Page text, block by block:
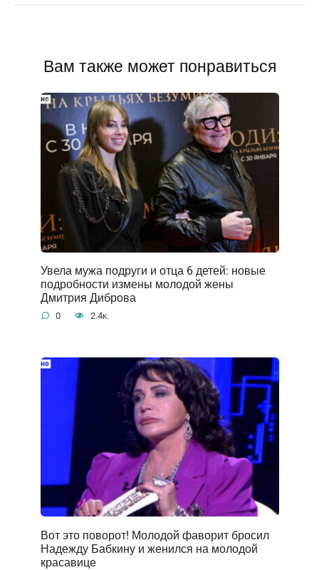
Вам также может понравиться
Увела мужа подруги и отца 6 детей: новые
подробности измены молодой жены
Дмитрия Диброва
0 2.4к.
Вот это поворот! Молодой фаворит бросил
Надежду Бабкину и женился на молодой
красавице